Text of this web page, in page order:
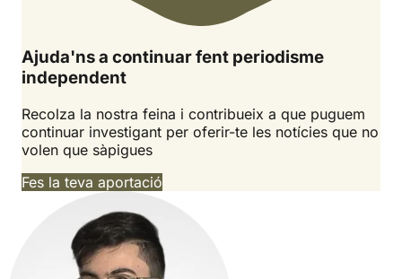
Ajuda'ns a continuar fent periodisme
independent
Recolza la nostra feina i contribueix a que puguem
continuar investigant per oferir-te les notícies que no
volen que sàpigues
Fes la teva aportació